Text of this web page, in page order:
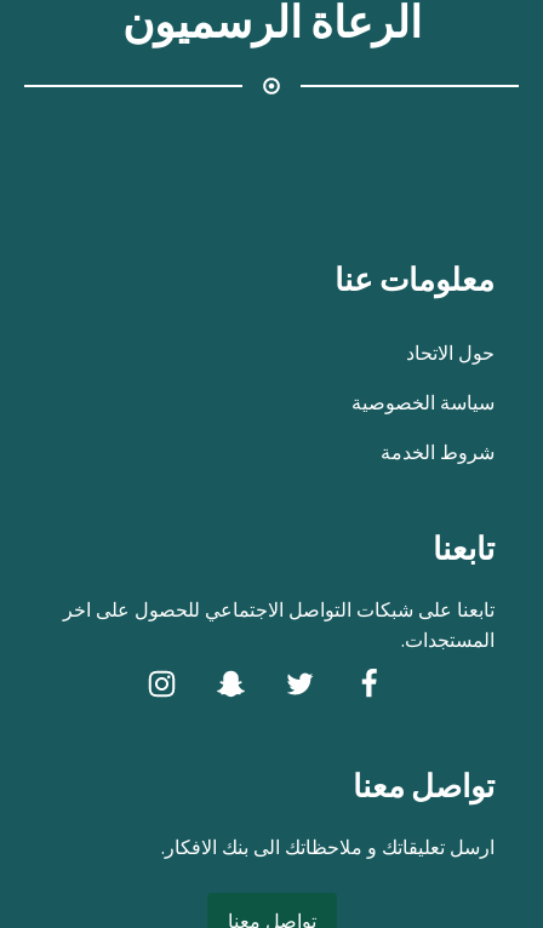
الرعاة الرسميون
معلومات عنا
حول الاتحاد
سياسة الخصوصية
شروط الخدمة
تابعنا
تابعنا على شبكات التواصل الاجتماعي للحصول على اخر
المستجدات.
تواصل معنا
ارسل تعليقاتك و ملاحظاتك الى بنك الافكار.
تواصل معنا